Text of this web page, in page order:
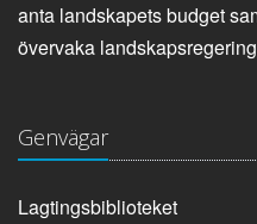
anta landskapets budget
övervaka
Genvägar
Lagtingsbiblioteket